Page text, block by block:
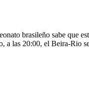
brasileño sabe que
las 20:00, el Beira-Rio